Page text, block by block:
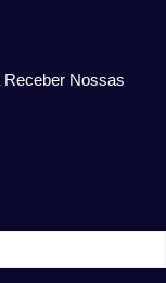
Nossas